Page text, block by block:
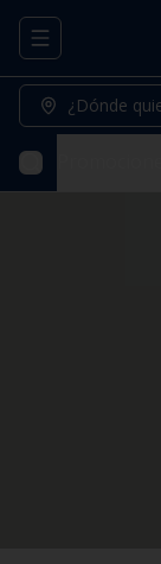
Abrir menu de
¿Dónde